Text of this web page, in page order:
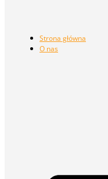
Strona główna
O nas